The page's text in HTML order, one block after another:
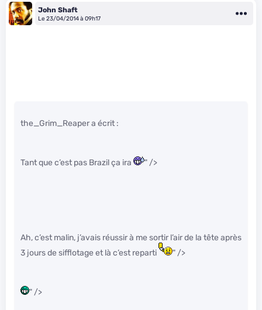
John Shaft
Le 23/04/2014 à 09h17
the_Grim_Reaper a écrit :
Tant que c’est pas Brazil ça ira " />
Ah, c’est malin, j’avais réussir à me sortir l’air de la tête après
3 jours de sifflotage et là c’est reparti
" />
" />